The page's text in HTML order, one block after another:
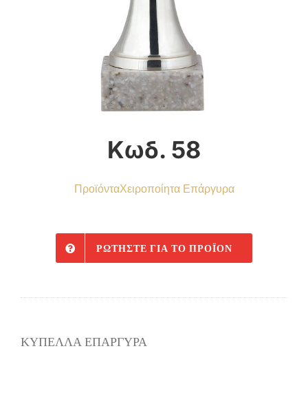
Κωδ. 58
ΠροϊόνταΧειροποίητα Επάργυρα
ΡΩΤΉΣΤΕ ΓΙΑ ΤΟ ΠΡΟΪΌΝ
ΚΥΠΕΛΛΑ ΕΠΑΡΓΥΡΑ